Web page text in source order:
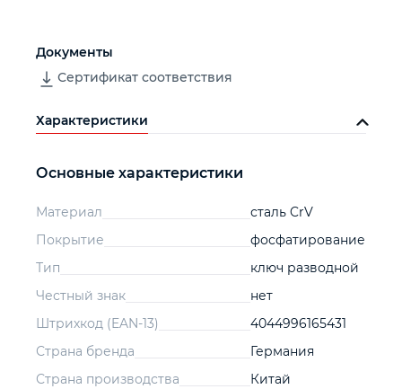
Документы
Сертификат соответствия
Характеристики
Основные характеристики
Материал
сталь CrV
Покрытие
фосфатирование
Тип
ключ разводной
Честный знак
нет
Штрихкод (EAN-13)
4044996165431
Страна бренда
Германия
Страна производства
Китай